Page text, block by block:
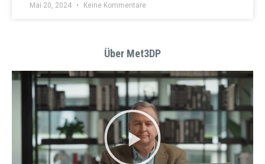
Mai 20, 2024 Keine Kommentare
Über Met3DP